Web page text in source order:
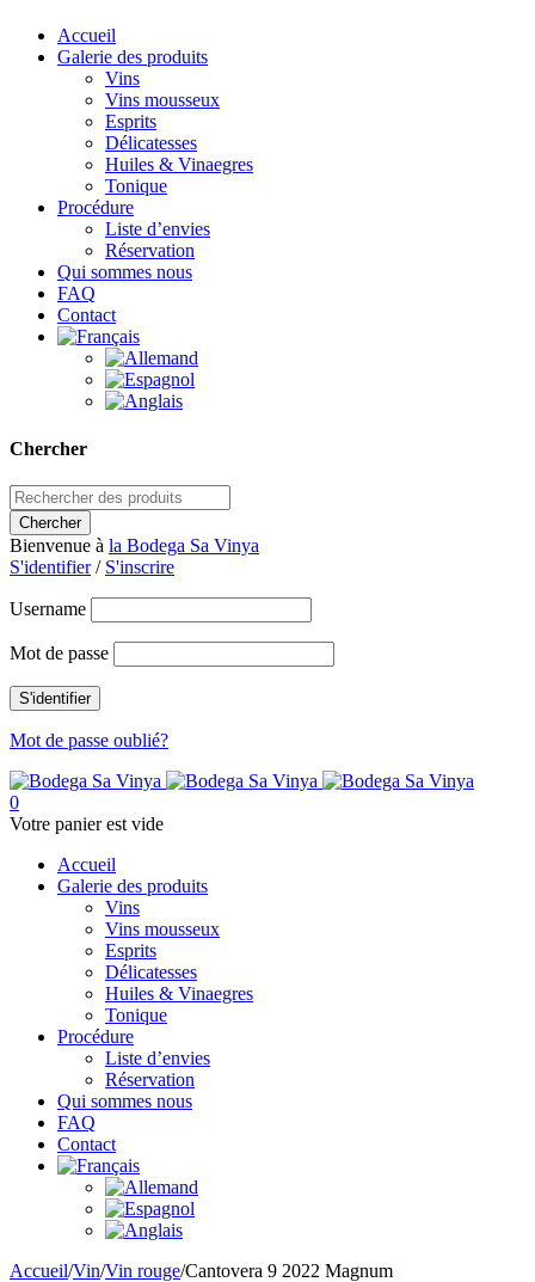
Accueil
Galerie des produits
Vins
Vins mousseux
Esprits
Délicatesses
Huiles & Vinaegres
Tonique
Procédure
Liste d’envies
Réservation
Qui sommes nous
FAQ
Contact
Chercher
Bienvenue à la Bodega Sa Vinya
S'identifier/ S'inscrire
Username
Mot de passe
Mot de passe oublié?
0
Votre panier est vide
Accueil
Galerie des produits
Vins
Vins mousseux
Esprits
Délicatesses
Huiles & Vinaegres
Tonique
Procédure
Liste d’envies
Réservation
Qui sommes nous
FAQ
Contact
Accueil/Vin/Vin rouge/Cantovera 9 2022 Magnum